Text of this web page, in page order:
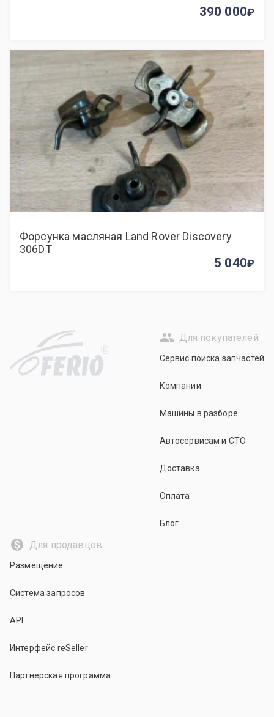
390 000
Форсунка масляная Land Rover Discovery
306DT
5 040
R
Для покупателей
Сервис поиска запчастей
Компании
Машины в разборе
Автосервисам и СТО
Доставка
Оплата
Блог
Для продавцов
Размещение
Система запросов
API
Интерфейс reSeller
Партнерская программа